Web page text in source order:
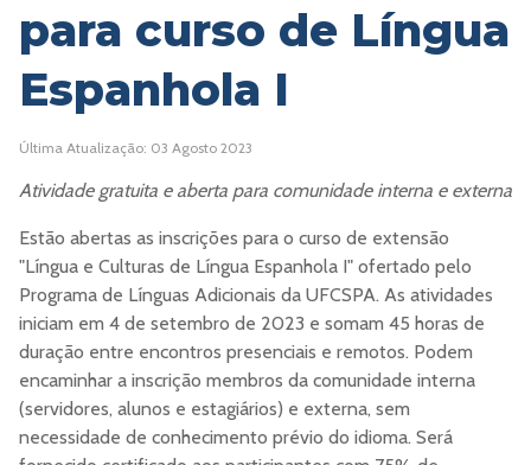
para curso de Língua
Espanhola I
Última Atualização: 03 Agosto 2023
Atividade gratuita e aberta para comunidade interna e externa
Estão abertas as inscrições para o curso de extensão
"Língua e Culturas de Língua Espanhola I" ofertado pelo
Programa de Línguas Adicionais da UFCSPA. As atividades
iniciam em 4 de setembro de 2023 e somam 45 horas de
duração entre encontros presenciais e remotos. Podem
encaminhar a inscrição membros da comunidade interna
(servidores, alunos e estagiários) e externa, sem
necessidade de conhecimento prévio do idioma. Será